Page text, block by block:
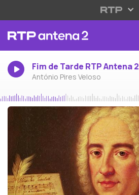
Fim de Tarde RTP Antena 2
António Pires Veloso